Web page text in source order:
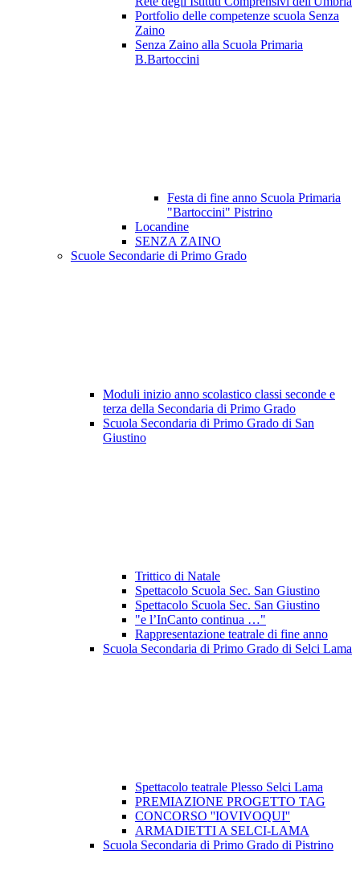
Portfolio delle competenze scuola Senza
Zaino
Senza Zaino alla Scuola Primaria
B.Bartoccini
Festa di fine anno Scuola Primaria
"Bartoccini" Pistrino
Locandine
SENZA ZAINO
Scuole Secondarie di Primo Grado
Moduli inizio anno scolastico classi seconde e
terza della Secondaria di Primo Grado
Scuola Secondaria di Primo Grado di San
Giustino
Trittico di Natale
Spettacolo Scuola Sec. San Giustino
Spettacolo Scuola Sec. San Giustino
"e l’InCanto continua …"
Rappresentazione teatrale di fine anno
Scuola Secondaria di Primo Grado di Selci Lama
Spettacolo teatrale Plesso Selci Lama
PREMIAZIONE PROGETTO TAG
CONCORSO ''IOVIVOQUI''
ARMADIETTI A SELCI-LAMA
Scuola Secondaria di Primo Grado di Pistrino